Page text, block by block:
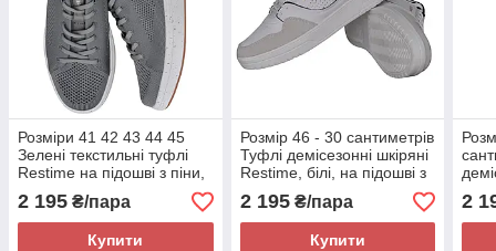
Розміри 41 42 43 44 45
Зелені текстильні туфлі
Restime на підошві з піни,
весна літо осінь, легкі та
зручні, повнорозмірні
2 195 ₴/пара
Купити
Розмір 46 - 30 сантиметрів
Туфлі демісезонні шкіряні
Restime, білі, на підошві з
2 195₴/пара
Купити
2